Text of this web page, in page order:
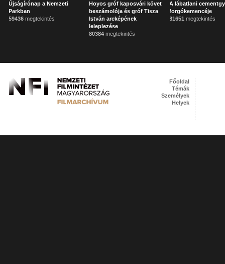
Újságírónap a Nemzeti
Parkban
59436 megtekintés
Hoyos gróf kaposvári követ
beszámolója és gróf Tisza
István arcképének
leleplezése
80384 megtekintés
A lábatlani
forgókemencéje
81651 megtekintés
Főoldal
Témák
Személyek
Helyek